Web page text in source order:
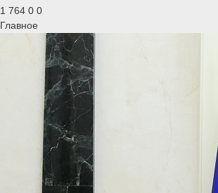
1 764 0 0
Главное